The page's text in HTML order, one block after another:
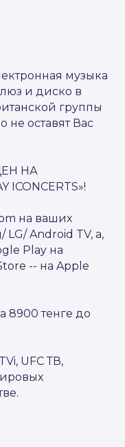
музыка
и диско в
группы
не оставят Вас
НА
на ваших
LG/ Android TV, а,
Play на
-- на Apple
8900 тенге до
UFC ТВ,